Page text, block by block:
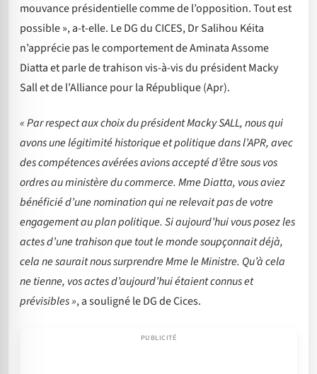
mouvance présidentielle comme de l’opposition. Tout est
possible », a-t-elle. Le DG du CICES, Dr Salihou Kéita
n’apprécie pas le comportement de Aminata Assome
Diatta et parle de trahison vis-à-vis du président Macky
Sall et de l’Alliance pour la République (Apr).
« Par respect aux choix du président Macky SALL, nous qui
avons une légitimité historique et politique dans l’APR, avec
des compétences avérées avions accepté d’être sous vos
ordres au ministère du commerce. Mme Diatta, vous aviez
bénéficié d’une nomination qui ne relevait pas de votre
engagement au plan politique. Si aujourd’hui vous posez les
actes d’une trahison que tout le monde soupçonnait déjà,
cela ne saurait nous surprendre Mme le Ministre. Qu’à cela
ne tienne, vos actes d’aujourd’hui étaient connus et
prévisibles », a souligné le DG de Cices.